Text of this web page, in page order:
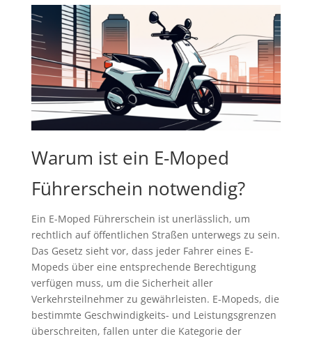
Warum ist ein E-Moped
Führerschein notwendig?
Ein E-Moped Führerschein ist unerlässlich, um
rechtlich auf öffentlichen Straßen unterwegs zu sein.
Das Gesetz sieht vor, dass jeder Fahrer eines E-
Mopeds über eine entsprechende Berechtigung
verfügen muss, um die Sicherheit aller
Verkehrsteilnehmer zu gewährleisten. E-Mopeds, die
bestimmte Geschwindigkeits- und Leistungsgrenzen
überschreiten, fallen unter die Kategorie der